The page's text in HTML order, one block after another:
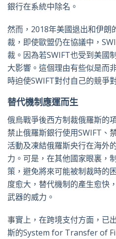
銀行在系統中除名。
然而，2018年美國退出和伊朗
裁，即使歐盟仍在協議中，
裁。因為若SWIFT也受到美國
大影響。這個理由有些似是而
時迫使SWIFT對付自己的競爭
替代機制應運而生
俄烏戰爭後西方制裁俄羅斯的
禁止俄羅斯銀行使用SWIFT、
活動及凍結俄羅斯央行在海外
力。可是，在其他國家眼裏，
策，避免將來可能被制裁時的
度愈大，替代機制的產生愈快
武器的威力。
事實上，在跨境支付方面，已
斯的System for Transfer of